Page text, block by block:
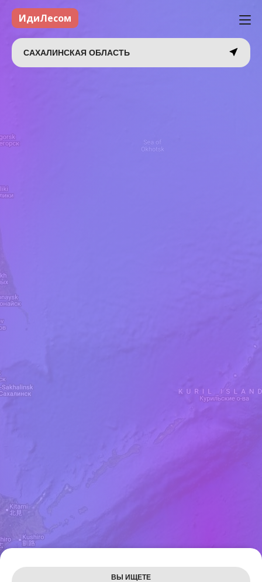
Leaflet
ИдиЛесом
САХАЛИНСКАЯ ОБЛАСТЬ
ВЫ ИЩЕТЕ